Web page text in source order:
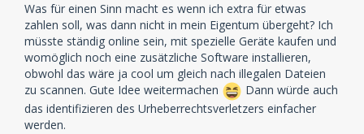
Was für einen Sinn macht es wenn ich extra für etwas
zahlen soll, was dann nicht in mein Eigentum übergeht? Ich
müsste ständig online sein, mit spezielle Geräte kaufen und
womöglich noch eine zusätzliche Software installieren,
obwohl das wäre ja cool um gleich nach illegalen Dateien
zu scannen. Gute Idee weitermachen
Dann würde auch
das identifizieren des Urheberrechtsverletzers einfacher
werden.